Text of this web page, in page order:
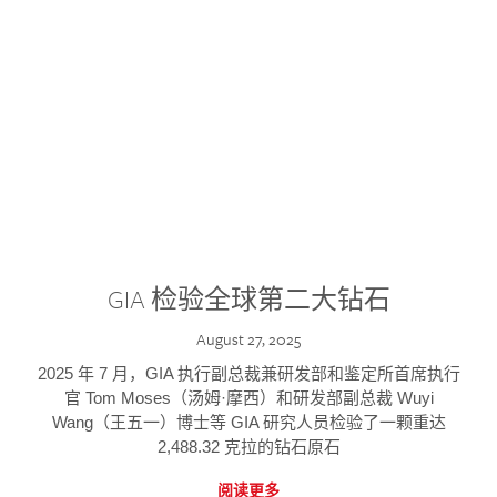
GIA 检验全球第二大钻石
August 27, 2025
2025 年 7 月，GIA 执行副总裁兼研发部和鉴定所首席执行
官 Tom Moses（汤姆·摩西）和研发部副总裁 Wuyi
Wang（王五一）博士等 GIA 研究人员检验了一颗重达
2,488.32 克拉的钻石原石
阅读更多